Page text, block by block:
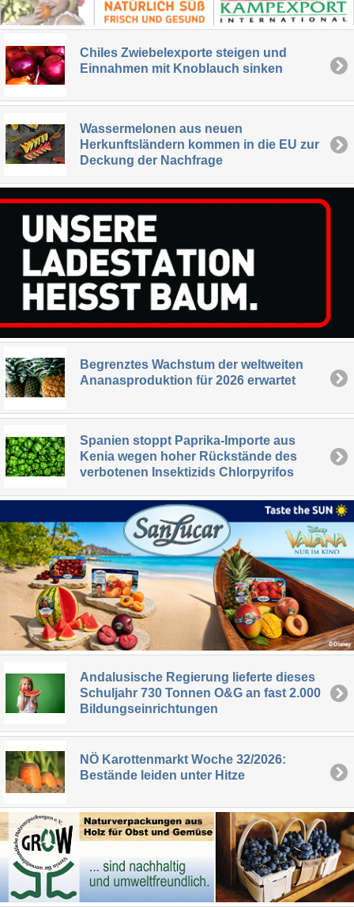
Chiles Zwiebelexporte steigen und
Einnahmen mit Knoblauch sinken
Wassermelonen aus neuen
Herkunftsländern kommen in die EU zur
Deckung der Nachfrage
Begrenztes Wachstum der weltweiten
Ananasproduktion für 2026 erwartet
Spanien stoppt Paprika-Importe aus
Kenia wegen hoher Rückstände des
verbotenen Insektizids Chlorpyrifos
Andalusische Regierung lieferte dieses
Schuljahr 730 Tonnen O&G an fast 2.000
Bildungseinrichtungen
NÖ Karottenmarkt Woche 32/2026:
Bestände leiden unter Hitze